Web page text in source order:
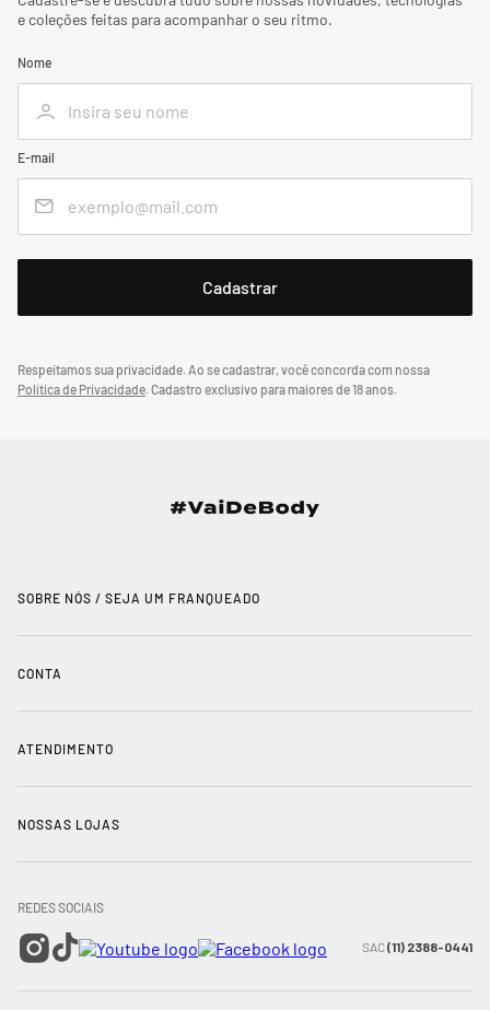
e coleções feitas para acompanhar o seu ritmo.
Nome
E-mail
Respeitamos sua privacidade. Ao se cadastrar, você concorda com nossa
Política de Privacidade.Cadastro exclusivo para maiores de 18 anos.
SOBRE NÓS / SEJA UM FRANQUEADO
Trabalhe conosco
Mapa do Site
CONTA
Meus pedidos
Wishlist
ATENDIMENTO
Entrega e Frete
Trocas e Devoluções
NOSSAS LOJAS
REDES SOCIAIS
SAC(11) 2388-0441